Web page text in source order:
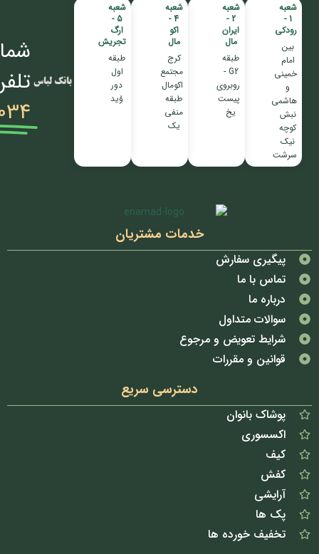
شعبه
1 -
رودکی
بین
امام
خمینی
و
هاشمی
نبش
کوچه
نیک
سرشت
شعبه
2 -
ایران
مال
طبقه
G2 -
روبروی
پیست
یخ
شعبه
4 -
اکو
مال
کرج
مجتمع
اکومال
طبقه
منفی
یک
شعبه
5 -
ارگ
تجریش
طبقه
اول
دور
وُید
خدمات مشتریان
پیگیری سفارش
تماس با ما
درباره ما
سوالات متداول
شرایط تعویض و مرجوع
قوانین و مقررات
دسترسی سریع
پوشاک بانوان
اکسسوری
کیف
کفش
آرایشی
پک ها
تخفیف خورده ها